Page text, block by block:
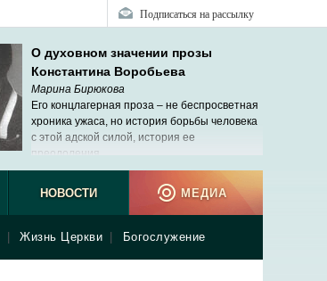
Подписаться на рассылку
О духовном значении прозы
Константина Воробьева
Марина Бирюкова
Его концлагерная проза – не беспросветная
хроника ужаса, но история борьбы человека
с этой адской силой, история ее
преодоления.
Жизнь Церкви Богослужение
НОВОСТИ МЕДИА